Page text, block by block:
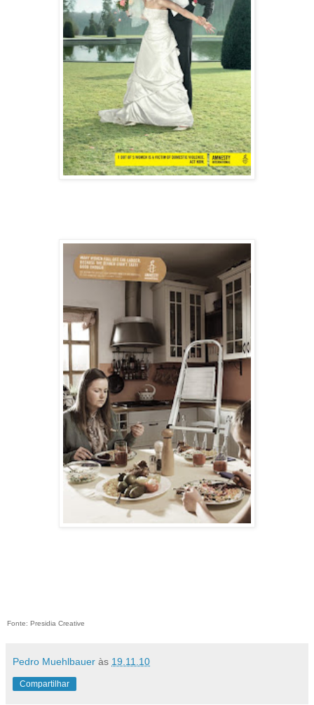
Fonte: Presidia Creative
Pedro Muehlbauer às 19.11.10
Compartilhar